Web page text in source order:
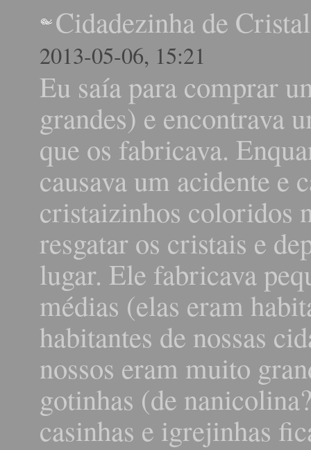
Cidadezinha de Cristal
2013-05-06, 15:21
Eu saía para comprar
grandes) e encontrava
que os fabricava.
causava um acidente e
cristaizinhos coloridos
resgatar os cristais e
lugar. Ele fabricava
médias (elas eram
habitantes de nossas
nossos eram muito
gotinhas (de
casinhas e igrejinhas